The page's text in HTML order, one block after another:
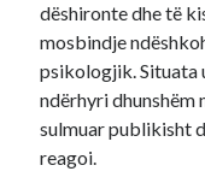
dëshironte dhe të
mosbindje
psikologjik. Situata
ndërhyri dhunshëm
sulmuar publikisht
reagoi.